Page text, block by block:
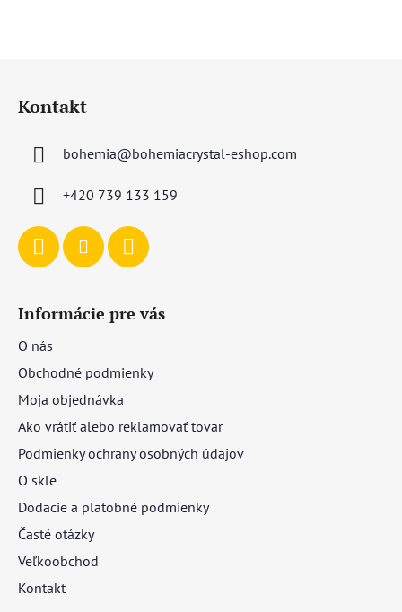
Kontakt
bohemia@bohemiacrystal-eshop.com
+420 739 133 159
Informácie pre vás
O nás
Obchodné podmienky
Moja objednávka
Ako vrátiť alebo reklamovať tovar
Podmienky ochrany osobných údajov
O skle
Dodacie a platobné podmienky
Časté otázky
Veľkoobchod
Kontakt